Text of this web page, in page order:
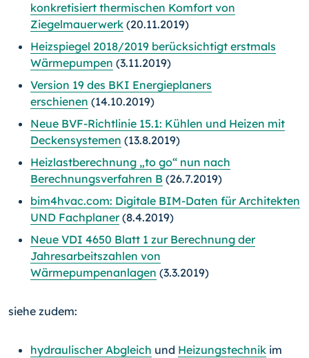
konkretisiert thermischen Komfort von
Ziegelmauerwerk (20.11.2019)
Heizspiegel 2018/2019 berücksichtigt erstmals
Wärmepumpen (3.11.2019)
Version 19 des BKI Energieplaners
erschienen (14.10.2019)
Neue BVF-Richtlinie 15.1: Kühlen und Heizen mit
Deckensystemen (13.8.2019)
Heizlastberechnung „to go“ nun nach
Berechnungsverfahren B (26.7.2019)
bim4hvac.com: Digitale BIM-Daten für Architekten
UND Fachplaner(8.4.2019)
Neue VDI 4650 Blatt 1 zur Berechnung der
Jahresarbeitszahlen von
Wärmepumpenanlagen (3.3.2019)
siehe zudem:
hydraulischer Abgleich und Heizungstechnik im